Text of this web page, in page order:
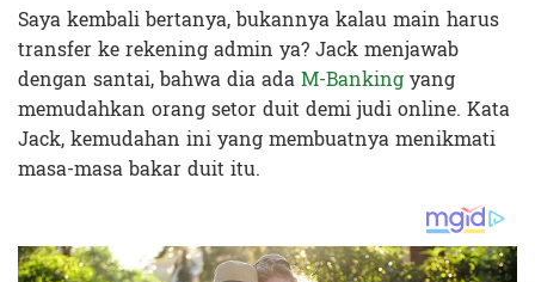
Saya kembali bertanya, bukannya kalau main harus
transfer ke rekening admin ya? Jack menjawab
dengan santai, bahwa dia adaM-Bankingyang
memudahkan orang setor duit demi judi online. Kata
Jack, kemudahan ini yang membuatnya menikmati
masa-masa bakar duit itu.